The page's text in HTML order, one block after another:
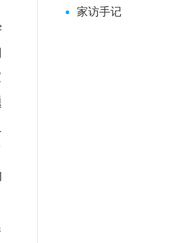
家访手记